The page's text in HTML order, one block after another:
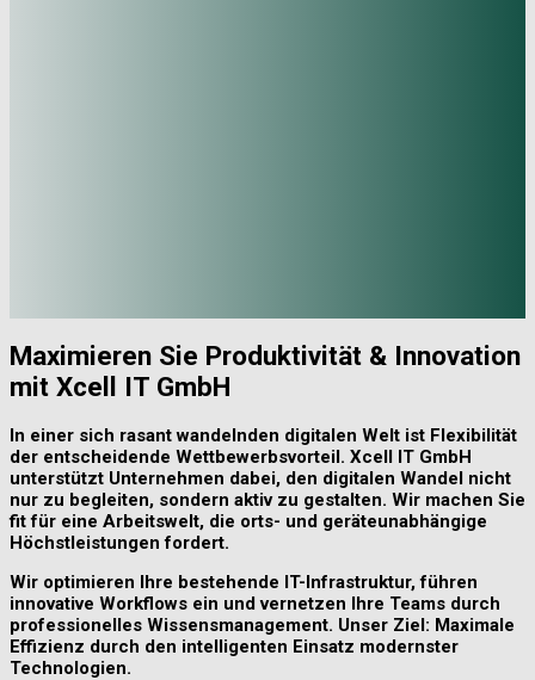
Maximieren Sie Produktivität & Innovation
mit Xcell IT GmbH
In einer sich rasant wandelnden digitalen Welt ist Flexibilität
der entscheidende Wettbewerbsvorteil. Xcell IT GmbH
unterstützt Unternehmen dabei, den digitalen Wandel nicht
nur zu begleiten, sondern aktiv zu gestalten. Wir machen Sie
fit für eine Arbeitswelt, die orts- und geräteunabhängige
Höchstleistungen fordert.
Wir optimieren Ihre bestehende IT-Infrastruktur, führen
innovative Workflows ein und vernetzen Ihre Teams durch
professionelles Wissensmanagement. Unser Ziel: Maximale
Effizienz durch den intelligenten Einsatz modernster
Technologien.